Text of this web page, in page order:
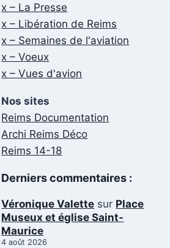
x – La Presse
x – Libération de Reims
x – Semaines de l'aviation
x – Voeux
x – Vues d'avion
Nos sites
Reims Documentation
Archi Reims Déco
Reims 14-18
Derniers commentaires :
Véronique Valette sur Place
Museux et église Saint-
Maurice
4 août 2026